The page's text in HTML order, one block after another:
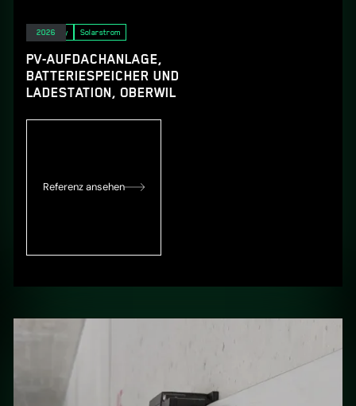
E-Mobility Solarstrom
PV-AUFDACHANLAGE,
BATTERIESPEICHER UND
LADESTATION, OBERWIL
Referenz ansehen
2026